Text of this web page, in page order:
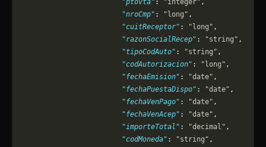
                        "ptovta"
: "integer" ,
                        "nroCmp"
: "long" ,
                        "cuitReceptor"
: "long" ,
                        "razonSocialRecep"
: "string" ,
                        "tipoCodAuto"
: "string" ,
                        "codAutorizacion"
: "long" ,
                        "fechaEmision"
: "date" ,
                        "fechaPuestaDispo"
: "date" ,
                        "fechaVenPago"
: "date" ,
                        "fechaVenAcep"
: "date" ,
                        "importeTotal"
: "decimal" ,
                        "codMoneda"
: "string" ,